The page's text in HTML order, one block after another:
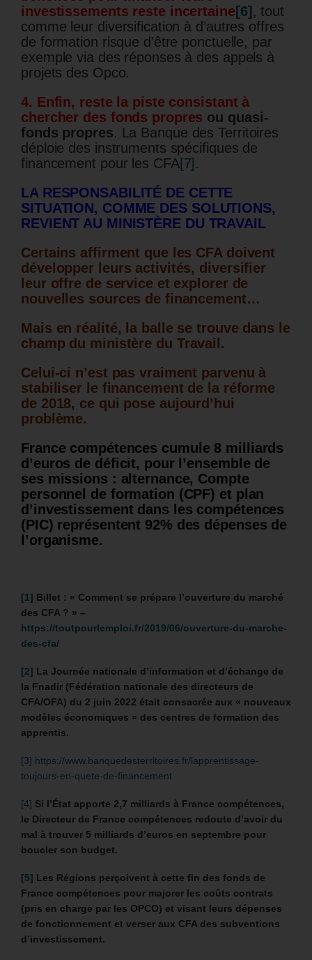
investissements reste incertaine [6] , tout
comme leur diversification à d’autres offres
de formation risque d’être ponctuelle, par
exemple via des réponses à des appels à
projets des Opco.
4. Enfin, reste la piste consistant à
chercher des fonds propres ou quasi-
fonds propres. La Banque des Territoires
déploie des instruments spécifiques de
financement pour les CFA[7] .
LA RESPONSABILITÉ DE CETTE
SITUATION, COMME DES SOLUTIONS,
REVIENT AU MINISTÈRE DU TRAVAIL
Certains affirment que les CFA doivent
développer leurs activités, diversifier
leur offre de service et explorer de
nouvelles sources de financement…
Mais en réalité, la balle se trouve dans le
champ du ministère du Travail.
Celui-ci n’est pas vraiment parvenu à
stabiliser le financement de la réforme
de 2018, ce qui pose aujourd’hui
problème.
France compétences cumule 8 milliards
d’euros de déficit, pour l’ensemble de
ses missions : alternance, Compte
personnel de formation (CPF) et plan
d’investissement dans les compétences
(PIC) représentent 92% des dépenses de
l’organisme.
[1] Billet : « Comment se prépare l’ouverture du marché
des CFA ? » –
https://toutpourlemploi.fr/2019/06/ouverture-du-marche-
des-cfa/
[2] La Journée nationale d’information et d’échange de
la Fnadir (Fédération nationale des directeurs de
CFA/OFA) du 2 juin 2022 était consacrée aux « nouveaux
modèles économiques » des centres de formation des
apprentis.
[3] https://www.banquedesterritoires.fr/lapprentissage-
toujours-en-quete-de-financement
[4] Si l’État apporte 2,7 milliards à France compétences,
le Directeur de France compétences redoute d’avoir du
mal à trouver 5 milliards d’euros en septembre pour
boucler son budget.
[5] Les Régions perçoivent à cette fin des fonds de
France compétences pour majorer les coûts contrats
(pris en charge par les OPCO) et visant leurs dépenses
de fonctionnement et verser aux CFA des subventions
d’investissement.